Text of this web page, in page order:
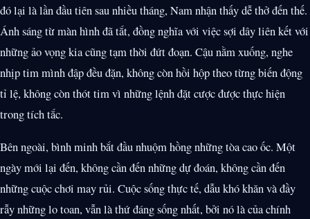
đó lại là lần đầu tiên sau nhiều tháng, Nam nhận thấy dễ thở đến thế.
Ánh sáng từ màn hình đã tắt, đồng nghĩa với việc sợi dây liên kết với
những ảo vọng kia cũng tạm thời đứt đoạn. Cậu nằm xuống, nghe
nhịp tim mình đập đều đặn, không còn hồi hộp theo từng biến động
tỉ lệ, không còn thót tim vì những lệnh đặt cược được thực hiện
trong tích tắc.
Bên ngoài, bình minh bắt đầu nhuộm hồng những tòa cao ốc. Một
ngày mới lại đến, không cần đến những dự đoán, không cần đến
những cuộc chơi may rủi. Cuộc sống thực tế, dẫu khó khăn và đầy
rẫy những lo toan, vẫn là thứ đáng sống nhất, bởi nó là của chính